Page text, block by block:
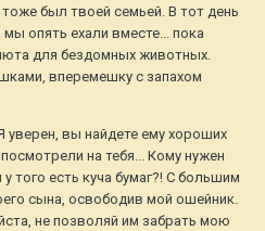
был твоей семьей. В тот день
опять ехали вместе... пока
для бездомных животных.
вперемешку с запахом
уверен, вы найдете ему хороших
на тебя... Кому нужен
того есть куча бумаг?! С большим
сына, освободив мой ошейник.
не позволяй им забрать мою